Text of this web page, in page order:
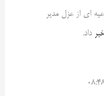
ای از عزل مدیر
خبر داد.